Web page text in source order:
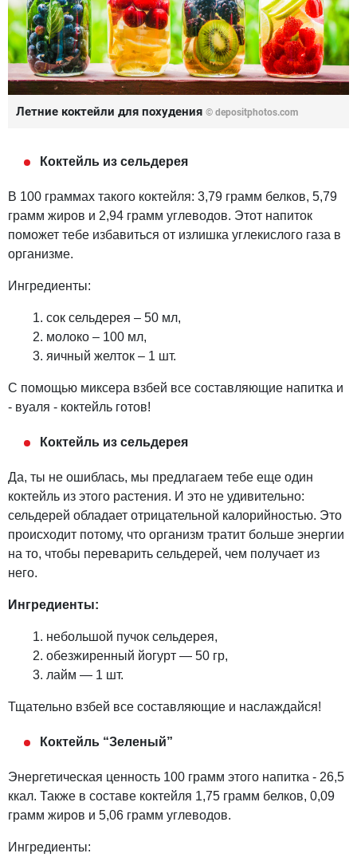
Летние коктейли для похудения © depositphotos.com
Коктейль из сельдерея
В 100 граммах такого коктейля: 3,79 грамм белков, 5,79
грамм жиров и 2,94 грамм углеводов. Этот напиток
поможет тебе избавиться от излишка углекислого газа в
организме.
Ингредиенты:
сок сельдерея – 50 мл,
молоко – 100 мл,
яичный желток – 1 шт.
С помощью миксера взбей все составляющие напитка и
- вуаля - коктейль готов!
Коктейль из сельдерея
Да, ты не ошиблась, мы предлагаем тебе еще один
коктейль из этого растения. И это не удивительно:
сельдерей обладает отрицательной калорийностью. Это
происходит потому, что организм тратит больше энергии
на то, чтобы переварить сельдерей, чем получает из
него.
Ингредиенты:
небольшой пучок сельдерея,
обезжиренный йогурт — 50 гр,
лайм — 1 шт.
Тщательно взбей все составляющие и наслаждайся!
Коктейль “Зеленый”
Энергетическая ценность 100 грамм этого напитка - 26,5
ккал. Также в составе коктейля 1,75 грамм белков, 0,09
грамм жиров и 5,06 грамм углеводов.
Ингредиенты: